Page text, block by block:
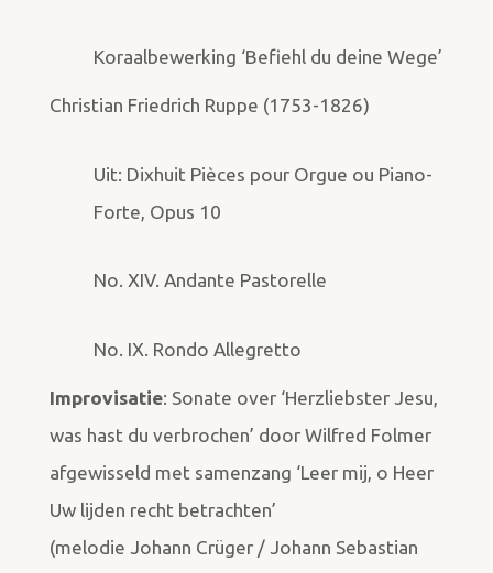
Koraalbewerking ‘Befiehl du deine Wege’
Christian Friedrich Ruppe (1753-1826)
Uit: Dixhuit Pièces pour Orgue ou Piano-
Forte, Opus 10
No. XIV. Andante Pastorelle
No. IX. Rondo Allegretto
Improvisatie: Sonate over ‘Herzliebster Jesu,
was hast du verbrochen’ door Wilfred Folmer
afgewisseld met samenzang ‘Leer mij, o Heer
Uw lijden recht betrachten’
(melodie Johann Crüger / Johann Sebastian